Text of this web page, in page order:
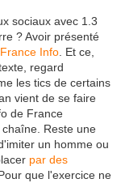
sociaux avec 1.3
? Avoir présenté
Info . Et ce,
regard
les tics de certains
vient de se faire
de France
Reste une
un homme ou
par des
que l'exercice ne